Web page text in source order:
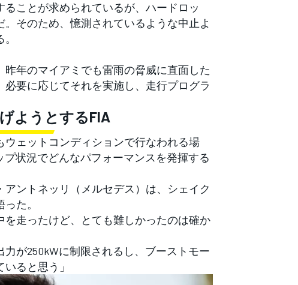
ことが求められているが、ハードロッ
そのため、憶測されているような中止よ
昨年のマイアミでも雷雨の脅威に直面した
要に応じてそれを実施し、走行プログラ
ようとするFIA
ェットコンディションで行なわれる場
状況でどんなパフォーマンスを発揮する
ントネッリ（メルセデス）は、シェイク
た。
を走ったけど、とても難しかったのは確か
が250kWに制限されるし、ブーストモー
ると思う」